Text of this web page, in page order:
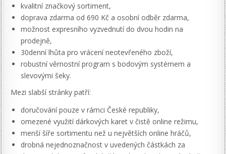
kvalitní značkový sortiment,
doprava zdarma od 690 Kč a osobní odběr zdarma,
možnost expresního vyzvednutí do dvou hodin na
prodejně,
30denní lhůta pro vrácení neotevřeného zboží,
robustní věrnostní program s bodovým systémem a
slevovými šeky.
Mezi slabší stránky patří:
doručování pouze v rámci České republiky,
omezené využití dárkových karet v čistě online režimu,
menší šíře sortimentu než u největších online hráčů,
drobná nejednoznačnost v uvedených částkách za